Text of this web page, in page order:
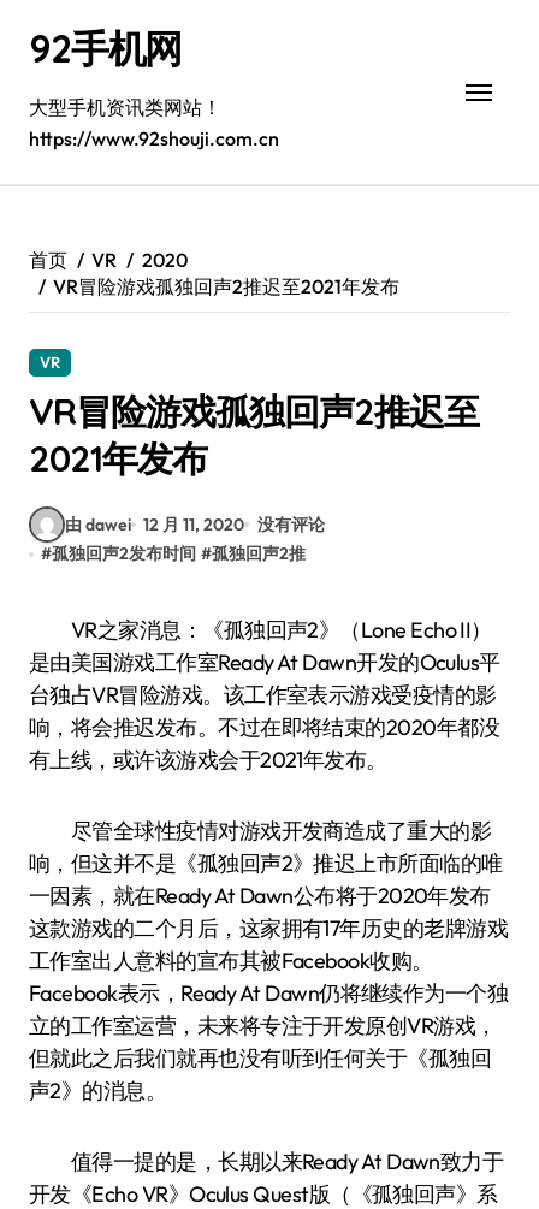
92手机网
大型手机资讯类网站！
https://www.92shouji.com.cn
首页 VR
2020
VR冒险游戏孤独回声2推迟至2021年发布
VR
VR冒险游戏孤独回声2推迟至
2021年发布
由 dawei 12 月 11, 2020 没有评论
#孤独回声2发布时间 #孤独回声2推
VR之家消息：《孤独回声2》（Lone Echo II）
是由美国游戏工作室Ready At Dawn开发的Oculus平
台独占VR冒险游戏。该工作室表示游戏受疫情的影
响，将会推迟发布。不过在即将结束的2020年都没
有上线，或许该游戏会于2021年发布。
尽管全球性疫情对游戏开发商造成了重大的影
响，但这并不是《孤独回声2》推迟上市所面临的唯
一因素，就在Ready At Dawn公布将于2020年发布
这款游戏的二个月后，这家拥有17年历史的老牌游戏
工作室出人意料的宣布其被Facebook收购。
Facebook表示，Ready At Dawn仍将继续作为一个独
立的工作室运营，未来将专注于开发原创VR游戏，
但就此之后我们就再也没有听到任何关于《孤独回
声2》的消息。
值得一提的是，长期以来Ready At Dawn致力于
开发《Echo VR》Oculus Quest版（《孤独回声》系